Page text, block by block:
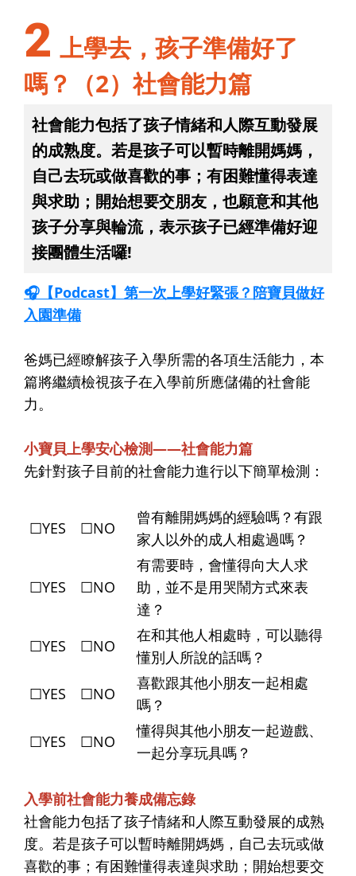
2 上學去，孩子準備好了
嗎？（2）社會能力篇
社會能力包括了孩子情緒和人際互動發展
的成熟度。若是孩子可以暫時離開媽媽，
自己去玩或做喜歡的事；有困難懂得表達
與求助；開始想要交朋友，也願意和其他
孩子分享與輪流，表示孩子已經準備好迎
接團體生活囉!
🎧【Podcast】第一次上學好緊張？陪寶貝做好
入園準備
爸媽已經瞭解孩子入學所需的各項生活能力，本
篇將繼續檢視孩子在入學前所應儲備的社會能
力。
小寶貝上學安心檢測——社會能力篇
先針對孩子目前的社會能力進行以下簡單檢測：
☐YES ☐NO
曾有離開媽媽的經驗嗎？有跟
家人以外的成人相處過嗎？
☐YES ☐NO
有需要時，會懂得向大人求
助，並不是用哭鬧方式來表
達？
☐YES ☐NO
在和其他人相處時，可以聽得
懂別人所說的話嗎？
☐YES ☐NO
喜歡跟其他小朋友一起相處
嗎？
☐YES ☐NO
懂得與其他小朋友一起遊戲、
一起分享玩具嗎？
入學前社會能力養成備忘錄
社會能力包括了孩子情緒和人際互動發展的成熟
度。若是孩子可以暫時離開媽媽，自己去玩或做
喜歡的事；有困難懂得表達與求助；開始想要交